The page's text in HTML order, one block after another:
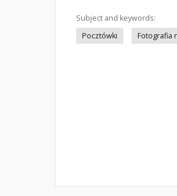
Subject and keywords:
Pocztówki
Fotografia